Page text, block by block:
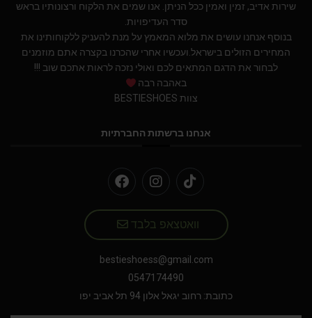
שירות אדיב, זמין ואמין ככל הניתן. אנו שמים את הלקוח ורצונותיו בראש
סדר העדיפויות.
בנוסף אנחנו עושים את מלוא המאמץ על מנת להעניק ללקוחותינו את
המחירים הזולים בישראל.ועכשיו אחרי שהכרנו בקצרה אתם מוזמנים
לבחור את הדגם המתאים לכם ואולי נזכה לראות אתכם שוב !!!
באהבה רבה
צוות BESTIESHOES
אנחנו ברשתות החברתיות
וואטצאפ בלבד
bestieshoess@gmail.com
0547174490
כתובת: רחוב יגאל אלון 94 תל אביב יפו